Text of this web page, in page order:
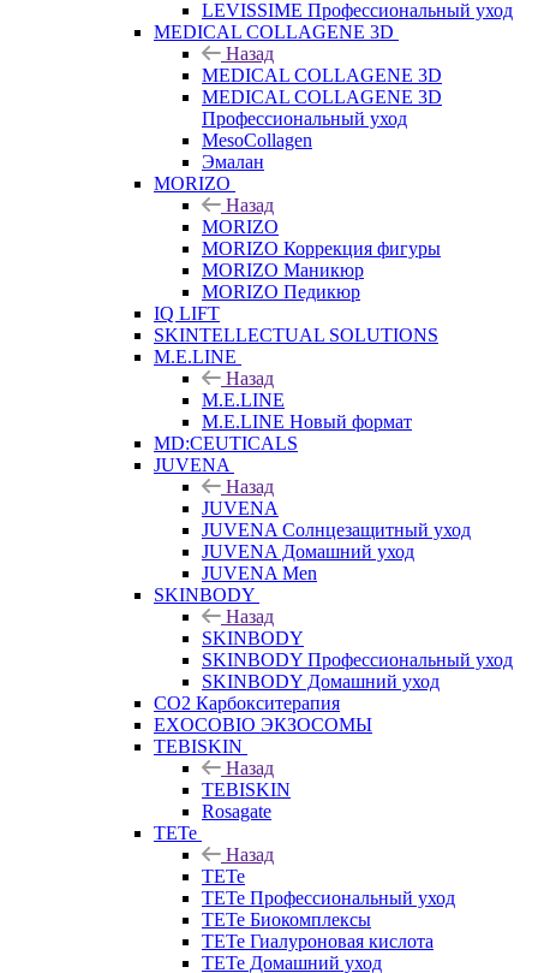
LEVISSIME Профессиональный уход
MEDICAL COLLAGENE 3D
Назад
MEDICAL COLLAGENE 3D
MEDICAL COLLAGENE 3D
Профессиональный уход
MesoCollagen
Эмалан
MORIZO
Назад
MORIZO
MORIZO Коррекция фигуры
MORIZO Маникюр
MORIZO Педикюр
IQ LIFT
SKINTELLECTUAL SOLUTIONS
M.E.LINE
Назад
M.E.LINE
M.E.LINE Новый формат
MD:CEUTICALS
JUVENA
Назад
JUVENA
JUVENA Солнцезащитный уход
JUVENA Домашний уход
JUVENA Men
SKINBODY
Назад
SKINBODY
SKINBODY Профессиональный уход
SKINBODY Домашний уход
CO2 Карбокситерапия
EXOCOBIO ЭКЗОСОМЫ
TEBISKIN
Назад
TEBISKIN
Rosagate
TETe
Назад
TETe
TETe Профессиональный уход
TETe Биокомплексы
TETe Гиалуроновая кислота
TETe Домашний уход